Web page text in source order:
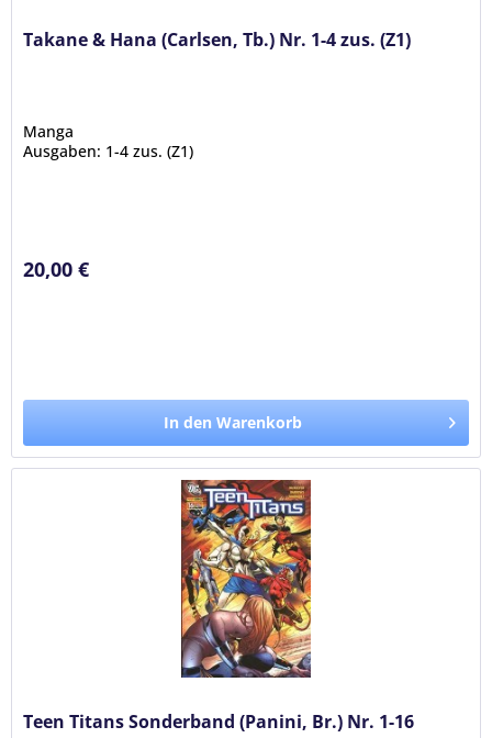
Takane & Hana (Carlsen, Tb.) Nr. 1-4 zus. (Z1)
Manga
Ausgaben: 1-4 zus. (Z1)
20,00 €
In den Warenkorb
Teen Titans Sonderband (Panini, Br.) Nr. 1-16